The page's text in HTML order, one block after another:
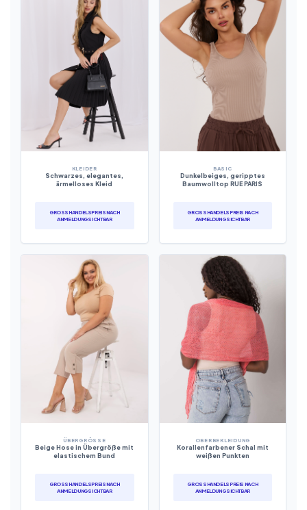
KLEIDER
Schwarzes, elegantes,
ärmelloses Kleid
GROSSHANDELSPREIS NACH A
NMELDUNG SICHTBAR
BASIC
Dunkelbeiges, geripptes
Baumwolltop RUE PARIS
GROSSHANDELSPREIS NACH A
NMELDUNG SICHTBAR
ÜBERGRÖSSE
Beige Hose in Übergröße mit
elastischem Bund
GROSSHANDELSPREIS NACH A
NMELDUNG SICHTBAR
OBERBEKLEIDUNG
Korallenfarbener Schal mit
weißen Punkten
GROSSHANDELSPREIS NACH A
NMELDUNG SICHTBAR